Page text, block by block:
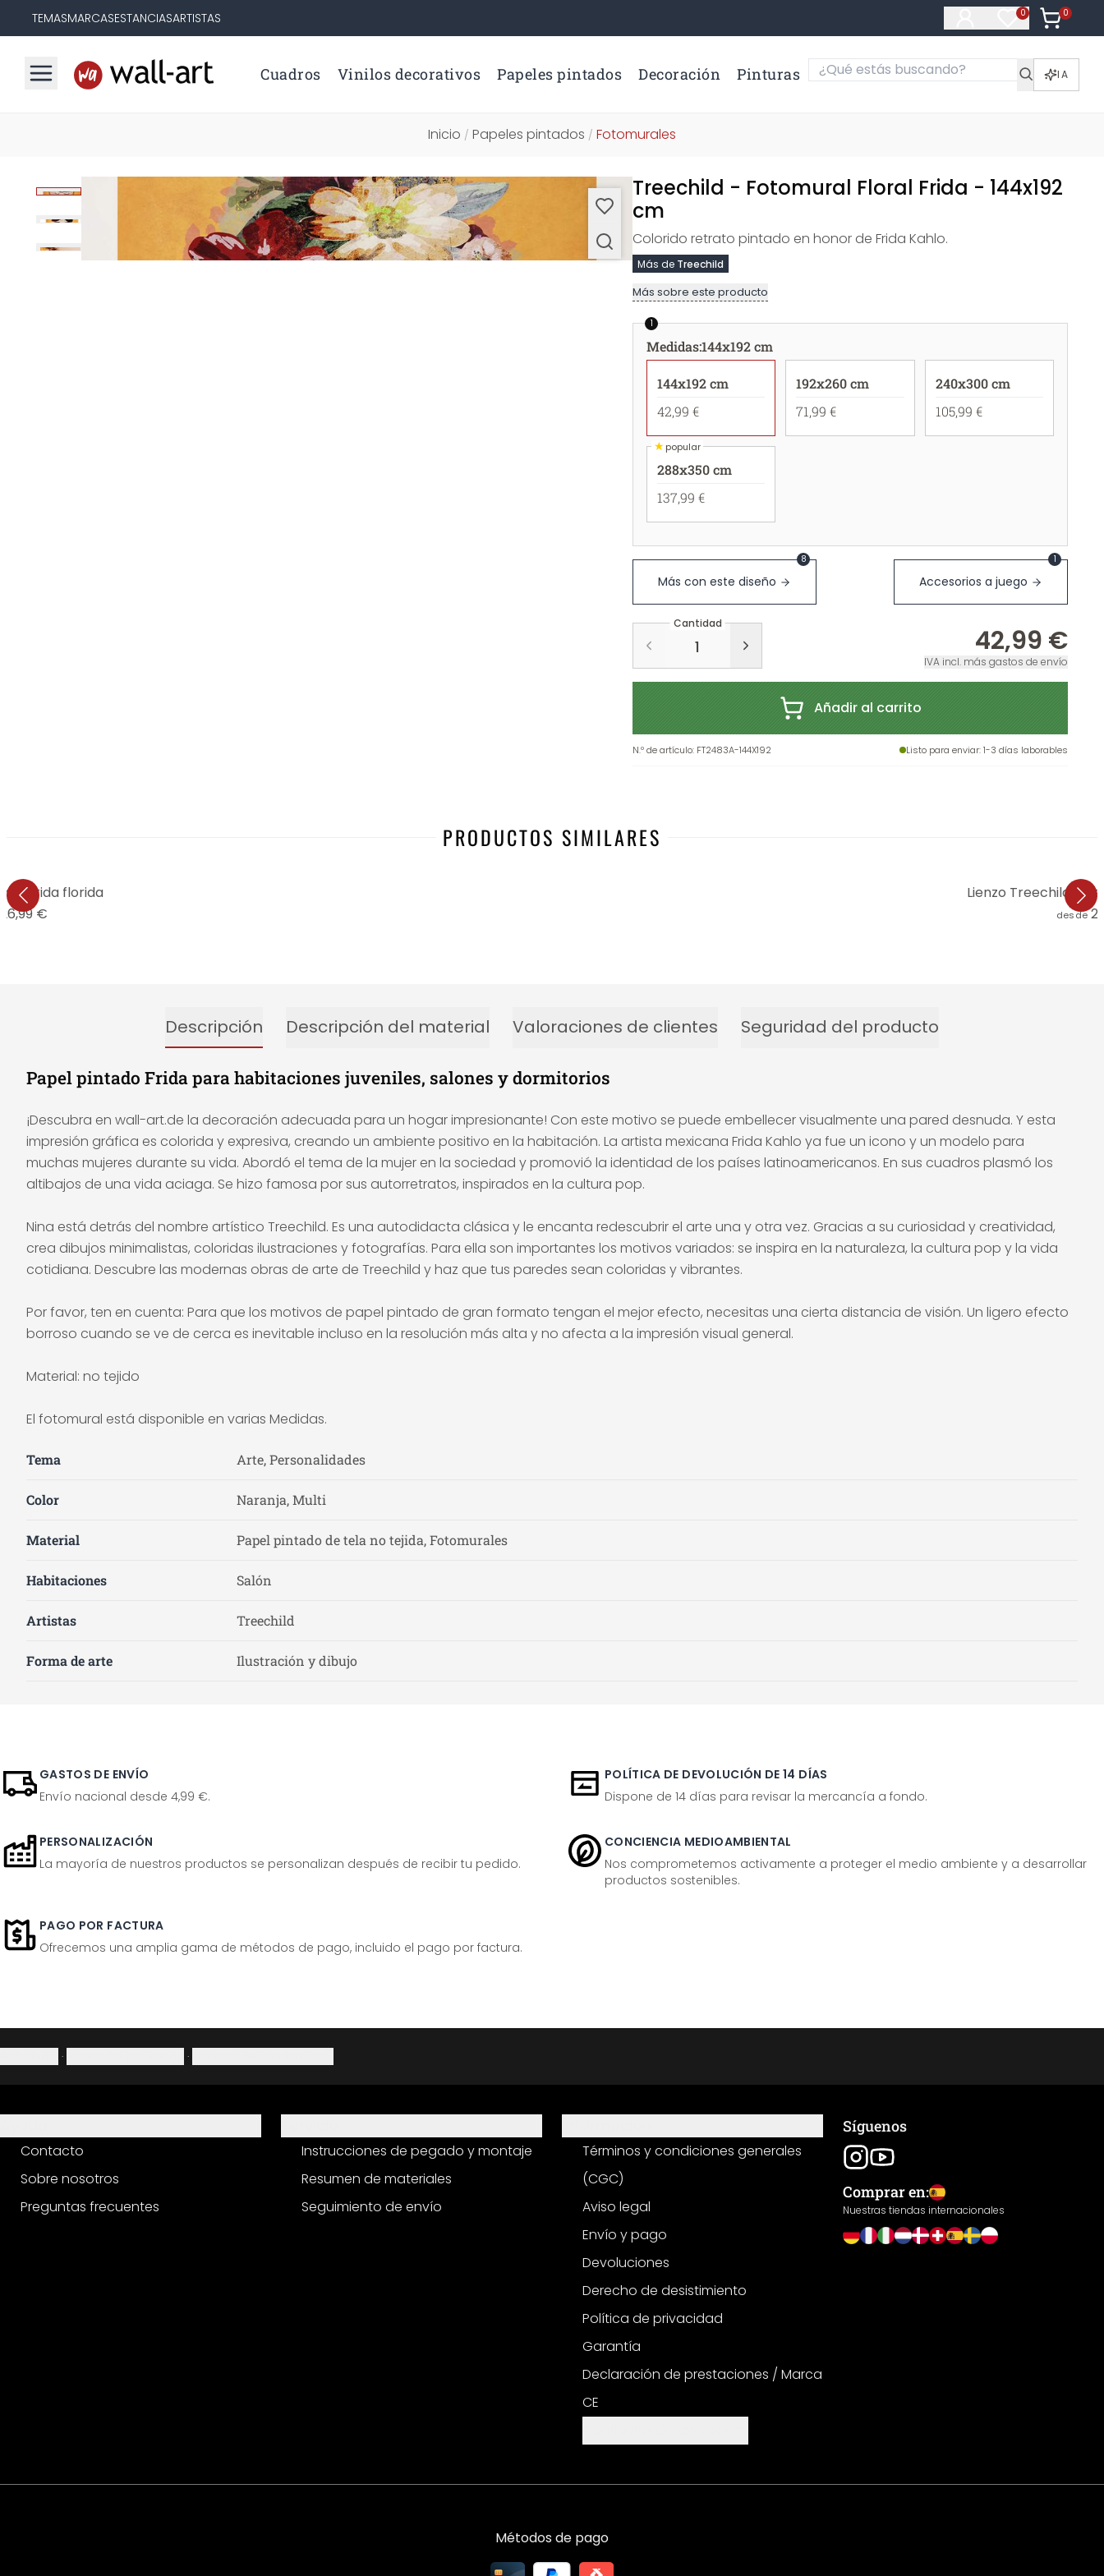
TEMASMARCASESTANCIASARTISTAS 0
Artículos en
0
Artículos
Cuadros Vinilos decorativos Papeles pintados Decoración Pinturas IA
Inicio / Papeles pintados / Fotomurales
Treechild - Fotomural Floral Frida - 144x192
cm
Colorido retrato pintado en honor de Frida Kahlo.
Más de Treechild
Más sobre este producto
1
Medidas:144x192 cm
144x192 cm
42,99 €
192x260 cm
71,99 €
240x300 cm
105,99 €
★popular
288x350 cm
137,99 €
Más con este diseño
8
Accesorios a juego
1
Cantidad
42,99 €
IVA incl. más gastos de envío
Añadir al carrito
N.º de artículo: FT2483A-144X192 Listo para enviar: 1-3 días laborables
PRODUCTOS SIMILARES
- Frida florida
26,99 €
Lienzo Treechild -
desde
Descripción Descripción del material Valoraciones de clientes Seguridad del producto
Papel pintado Frida para habitaciones juveniles, salones y dormitorios
¡Descubra en wall-art.de la decoración adecuada para un hogar impresionante! Con este motivo se puede embellecer visualmente una pared desnuda. Y esta
impresión gráfica es colorida y expresiva, creando un ambiente positivo en la habitación. La artista mexicana Frida Kahlo ya fue un icono y un modelo para
muchas mujeres durante su vida. Abordó el tema de la mujer en la sociedad y promovió la identidad de los países latinoamericanos. En sus cuadros plasmó los
altibajos de una vida aciaga. Se hizo famosa por sus autorretratos, inspirados en la cultura pop.
Nina está detrás del nombre artístico Treechild. Es una autodidacta clásica y le encanta redescubrir el arte una y otra vez. Gracias a su curiosidad y creatividad,
crea dibujos minimalistas, coloridas ilustraciones y fotografías. Para ella son importantes los motivos variados: se inspira en la naturaleza, la cultura pop y la vida
cotidiana. Descubre las modernas obras de arte de Treechild y haz que tus paredes sean coloridas y vibrantes.
Por favor, ten en cuenta: Para que los motivos de papel pintado de gran formato tengan el mejor efecto, necesitas una cierta distancia de visión. Un ligero efecto
borroso cuando se ve de cerca es inevitable incluso en la resolución más alta y no afecta a la impresión visual general.
Material: no tejido
El fotomural está disponible en varias Medidas.
Tema Arte, Personalidades
Color Naranja, Multi
Material Papel pintado de tela no tejida, Fotomurales
Habitaciones Salón
Artistas Treechild
Forma de arte Ilustración y dibujo
GASTOS DE ENVÍO
Envío nacional desde 4,99 €.
POLÍTICA DE DEVOLUCIÓN DE 14 DÍAS
Dispone de 14 días para revisar la mercancía a fondo.
PERSONALIZACIÓN
La mayoría de nuestros productos se personalizan después de recibir tu pedido.
CONCIENCIA MEDIOAMBIENTAL
Nos comprometemos activamente a proteger el medio ambiente y a desarrollar
productos sostenibles.
PAGO POR FACTURA
Ofrecemos una amplia gama de métodos de pago, incluido el pago por factura.
· ·
Contacto
Sobre nosotros
Preguntas frecuentes
Instrucciones de pegado y montaje
Resumen de materiales
Seguimiento de envío
Términos y condiciones generales
(CGC)
Aviso legal
Envío y pago
Devoluciones
Derecho de desistimiento
Política de privacidad
Garantía
Declaración de prestaciones / Marca
CE
Síguenos
Comprar en:
Nuestras tiendas internacionales
Métodos de pago